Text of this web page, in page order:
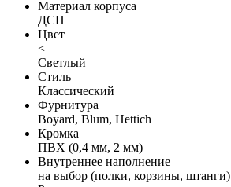
Материал корпуса
ДСП
Цвет
<
Светлый
Стиль
Классический
Фурнитура
Boyard, Blum, Hettich
Кромка
ПВХ (0,4 мм, 2 мм)
Внутреннее наполнение
на выбор (полки, корзины, штанги)